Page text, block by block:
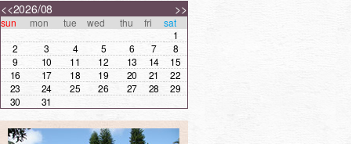
<< >>
2026/08
sun mon tue wed thu fri
sat
1
2
3 4 5 6 7
8
9
10 11 12 13 14
15
16
17 18 19 20 21
22
23
24 25 26 27 28
29
30
31